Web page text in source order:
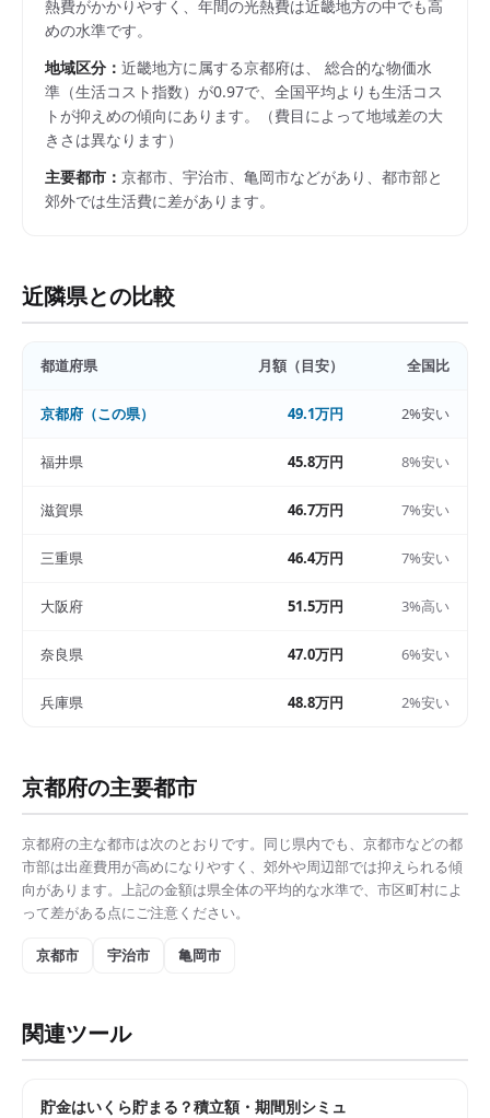
熱費がかかりやすく、年間の光熱費は近畿地方の中でも高
めの水準です。
地域区分： 近畿地方に属する京都府は、 総合的な物価水
準（生活コスト指数）が0.97で、 全国平均よりも生活コス
トが抑えめの傾向にあります。
（費目によって地域差の大
きさは異なります）
主要都市： 京都市、宇治市、亀岡市などがあり、都市部と
郊外では生活費に差があります。
近隣県との比較
都道府県 月額（目安） 全国比
京都府 （この県） 49.1万円 2%安い
福井県 45.8万円 8%安い
滋賀県 46.7万円 7%安い
三重県 46.4万円 7%安い
大阪府 51.5万円 3%高い
奈良県 47.0万円 6%安い
兵庫県 48.8万円 2%安い
京都府の主要都市
京都府の主な都市は次のとおりです。同じ県内でも、 京都市などの都
市部は出産費用が高めになりやすく、郊外や周辺部では抑えられる傾
向があります。上記の金額は県全体の平均的な水準で、市区町村によ
って差がある点にご注意ください。
京都市 宇治市 亀岡市
関連ツール
貯金はいくら貯まる？積立額・期間別シミュ